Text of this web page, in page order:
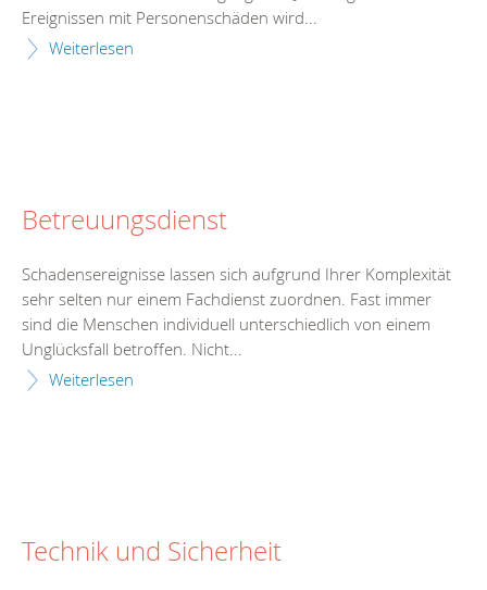
Ereignissen mit Personenschäden wird...
Weiterlesen
Betreuungsdienst
Schadensereignisse lassen sich aufgrund Ihrer Komplexität
sehr selten nur einem Fachdienst zuordnen. Fast immer
sind die Menschen individuell unterschiedlich von einem
Unglücksfall betroffen. Nicht...
Weiterlesen
Technik und Sicherheit